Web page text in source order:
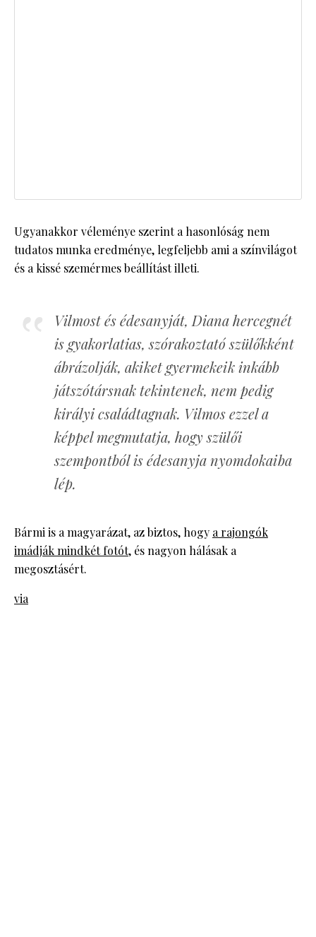
Ugyanakkor véleménye szerint a hasonlóság nem
tudatos munka eredménye, legfeljebb ami a színvilágot
és a kissé szemérmes beállítást illeti.
Vilmost és édesanyját, Diana hercegnét
is gyakorlatias, szórakoztató szülőkként
ábrázolják, akiket gyermekeik inkább
játszótársnak tekintenek, nem pedig
királyi családtagnak. Vilmos ezzel a
képpel megmutatja, hogy szülői
szempontból is édesanyja nyomdokaiba
lép.
Bármi is a magyarázat, az biztos, hogy a rajongók
imádják mindkét fotót, és nagyon hálásak a
megosztásért.
via